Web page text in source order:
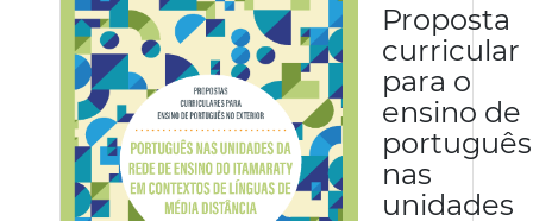
Proposta
curricular
para o
ensino de
português
nas
unidades